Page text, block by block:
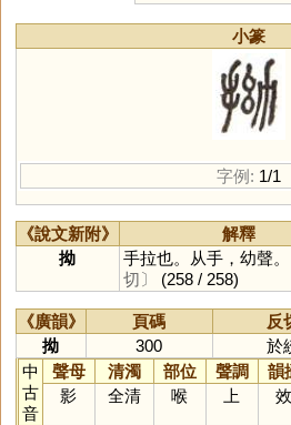
小篆
字例: 1/1
《說文新附》 解釋
拗
手拉也。从手，幼聲。
切〕
(258 / 258)
《廣韻》 頁碼 反
拗
300
於
中
古
音
聲母 清濁 部位 聲調 韻
影
全清 喉 上 效